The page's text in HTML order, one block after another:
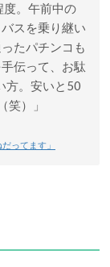
。午前中の
スを乗り継い
たパチンコも
伝って、お駄
方。安いと50
）」
ってます」